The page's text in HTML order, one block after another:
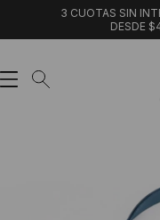
3 CUOTAS SIN
DESDE